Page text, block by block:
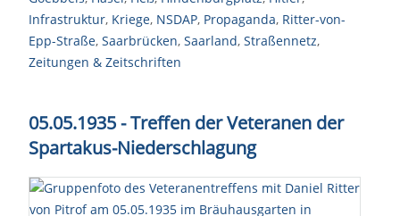
Infrastruktur, Kriege, NSDAP, Propaganda, Ritter-von-
Epp-Straße, Saarbrücken, Saarland, Straßennetz,
Zeitungen & Zeitschriften
05.05.1935 - Treffen der Veteranen der
Spartakus-Niederschlagung